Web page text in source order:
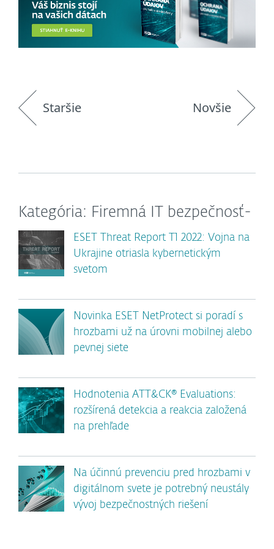
Staršie Novšie
Kategória: Firemná IT bezpečnosť-
ESET Threat Report T1 2022: Vojna na
Ukrajine otriasla kybernetickým
svetom
Novinka ESET NetProtect si poradí s
hrozbami už na úrovni mobilnej alebo
pevnej siete
Hodnotenia ATT&CK® Evaluations:
rozšírená detekcia a reakcia založená
na prehľade
Na účinnú prevenciu pred hrozbami v
digitálnom svete je potrebný neustály
vývoj bezpečnostných riešení